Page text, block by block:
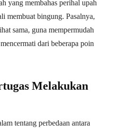
yang membahas perihal upah
membuat bingung. Pasalnya,
sama, guna mempermudah
dari beberapa poin
Melakukan
tentang perbedaan antara